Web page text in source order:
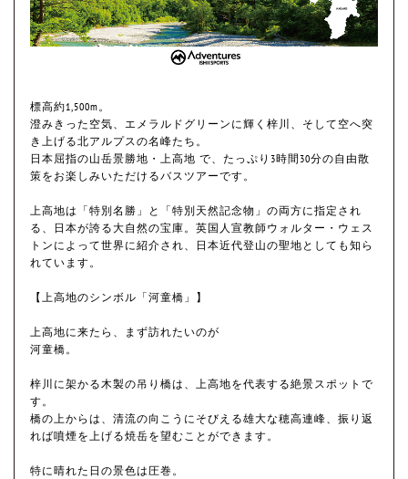
標高約1,500m。
澄みきった空気、エメラルドグリーンに輝く梓川、そして空へ突
き上げる北アルプスの名峰たち。
日本屈指の山岳景勝地・上高地 で、たっぷり3時間30分の自由散
策をお楽しみいただけるバスツアーです。
上高地は「特別名勝」と「特別天然記念物」の両方に指定され
る、日本が誇る大自然の宝庫。英国人宣教師ウォルター・ウェス
トンによって世界に紹介され、日本近代登山の聖地としても知ら
れています。
【上高地のシンボル「河童橋」】
上高地に来たら、まず訪れたいのが
河童橋。
梓川に架かる木製の吊り橋は、上高地を代表する絶景スポットで
す。
橋の上からは、清流の向こうにそびえる雄大な穂高連峰、振り返
れば噴煙を上げる焼岳を望むことができます。
特に晴れた日の景色は圧巻。